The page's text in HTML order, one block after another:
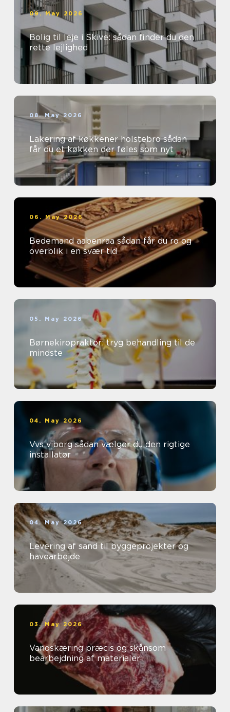
09. May 2026
Bolig til leje i Skive: sådan finder du den
rette lejlighed
08. May 2026
Lakering af køkkener holstebro sådan
får du et køkken der føles som nyt
06. May 2026
Bedemand aabenraa sådan får du ro og
overblik i en svær tid
05. May 2026
Børnekiropraktor: tryg behandling til de
mindste
04. May 2026
Vvs viborg sådan vælger du den rigtige
installatør
04. May 2026
Levering af sand til byggeprojekter og
havearbejde
03. May 2026
Vandskæring præcis og skånsom
bearbejdning af materialer